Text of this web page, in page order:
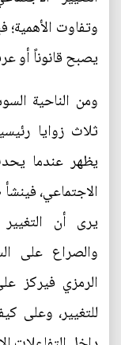
وتفاوت
يصبح قانوناً أو
ومن الناحية
ثلاث زوايا
يظهر عندما
الاجتماعي،
يرى أن
والصراع على
الرمزي فيركز
للتغيير، وعلى